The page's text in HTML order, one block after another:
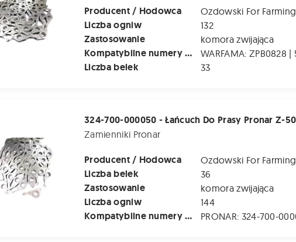
Producent / Hodowca Ozdowski For Farming
Liczba ogniw 132
Zastosowanie komora zwijająca
Kompatybilne numery katalogowe
Liczba belek 33
Zamienniki Pronar
Producent / Hodowca Ozdowski For Farming
Liczba belek 36
Zastosowanie komora zwijająca
Liczba ogniw 144
Kompatybilne numery katalogowe